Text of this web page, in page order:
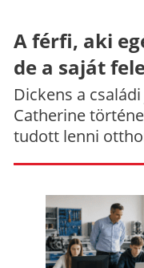
A férfi, aki
de a saját
Dickens a
Catherine
tudott lenni